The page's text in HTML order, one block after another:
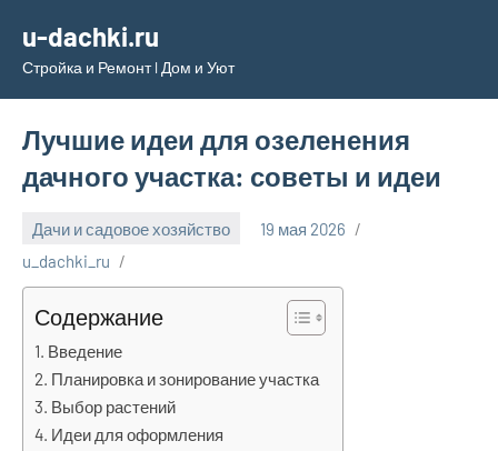
содержимому
u-dachki.ru
Стройка и Ремонт l Дом и Уют
Лучшие идеи для озеленения
дачного участка: советы и идеи
Дачи и садовое хозяйство
19 мая 2026
u_dachki_ru
Содержание
Введение
Планировка и зонирование участка
Выбор растений
Идеи для оформления